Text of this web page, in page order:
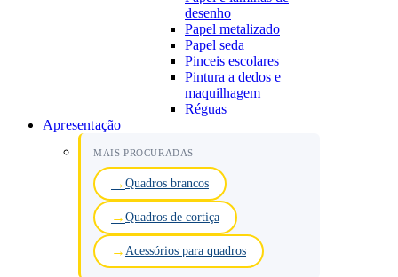
desenho
Papel metalizado
Papel seda
Pinceis escolares
Pintura a dedos e
maquilhagem
Réguas
Apresentação
MAIS PROCURADAS
Quadros brancos
Quadros de cortiça
Acessórios para quadros